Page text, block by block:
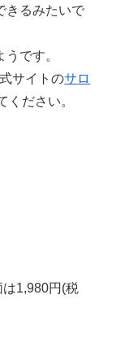
きるみたいで
です。
サイトのサロ
ください。
1,980円(税